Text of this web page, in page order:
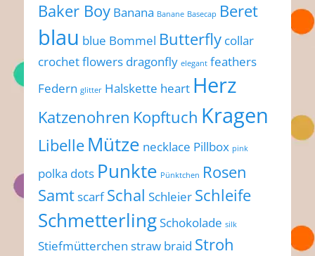
Baker Boy Banana Banane Basecap Beret
blau blue Bommel Butterfly collar
crochet flowers dragonfly elegant feathers
Federn glitter Halskette heart Herz
Katzenohren Kopftuch Kragen
Libelle Mütze necklace Pillbox pink
polka dots Punkte Pünktchen Rosen
Samtscarf Schal Schleier Schleife
SchmetterlingSchokolade silk
Stiefmütterchen straw braid Stroh